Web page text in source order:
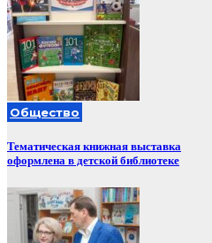
Общество
Тематическая книжная выставка
оформлена в детской библиотеке